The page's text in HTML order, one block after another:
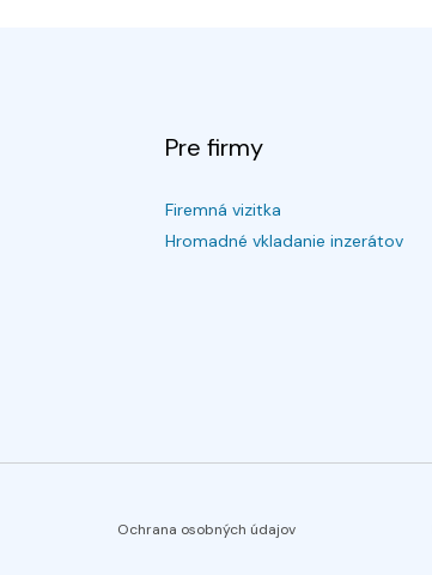
Pre firmy
Firemná vizitka
Hromadné vkladanie inzerátov
Ochrana osobných údajov